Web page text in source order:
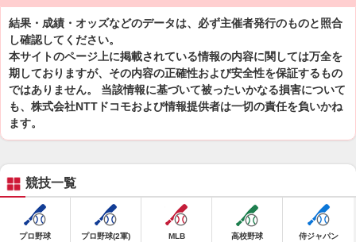
結果・成績・オッズなどのデータは、必ず主催者発行のものと照合
し確認してください。
本サイトのページ上に掲載されている情報の内容に関しては万全を
期しておりますが、その内容の正確性および安全性を保証するもの
ではありません。 当該情報に基づいて被ったいかなる損害について
も、株式会社NTTドコモおよび情報提供者は一切の責任を負いかね
ます。
競技一覧
プロ野球 プロ野球(2軍) MLB 高校野球 侍ジャパン